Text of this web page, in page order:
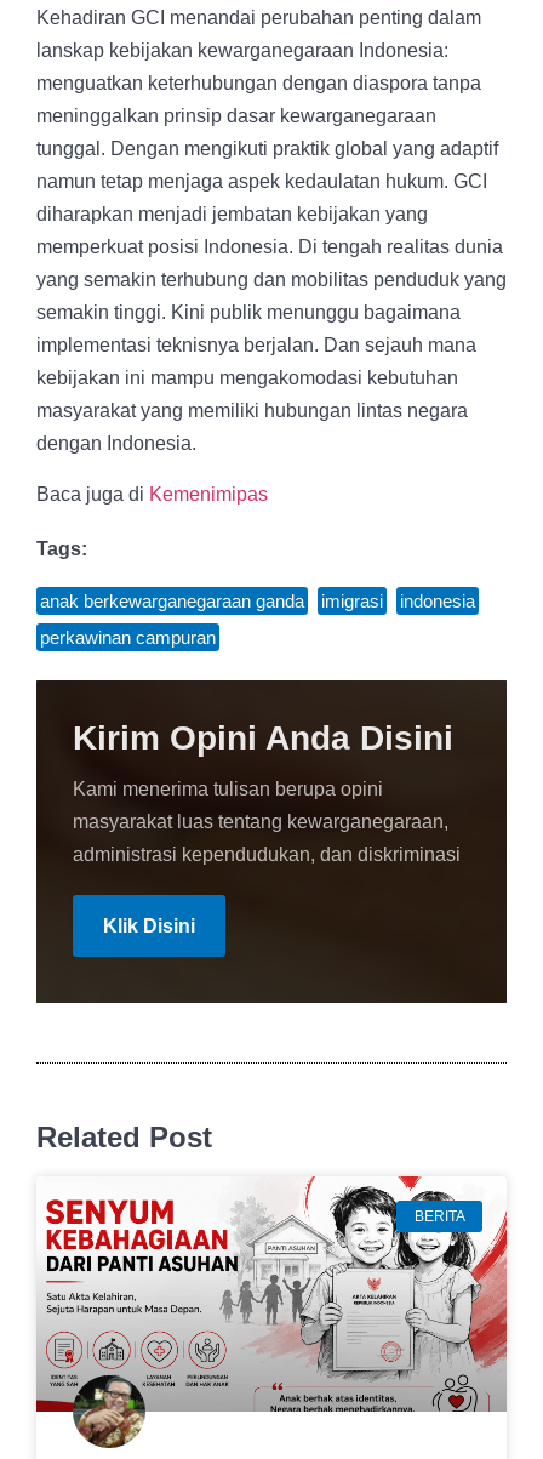
Kehadiran GCI menandai perubahan penting dalam
lanskap kebijakan kewarganegaraan Indonesia:
menguatkan keterhubungan dengan diaspora tanpa
meninggalkan prinsip dasar kewarganegaraan
tunggal. Dengan mengikuti praktik global yang adaptif
namun tetap menjaga aspek kedaulatan hukum. GCI
diharapkan menjadi jembatan kebijakan yang
memperkuat posisi Indonesia. Di tengah realitas dunia
yang semakin terhubung dan mobilitas penduduk yang
semakin tinggi. Kini publik menunggu bagaimana
implementasi teknisnya berjalan. Dan sejauh mana
kebijakan ini mampu mengakomodasi kebutuhan
masyarakat yang memiliki hubungan lintas negara
dengan Indonesia.
Baca juga di Kemenimipas
Tags:
anak berkewarganegaraan ganda imigrasi indonesia
perkawinan campuran
Kirim Opini Anda Disini
Kami menerima tulisan berupa opini
masyarakat luas tentang kewarganegaraan,
administrasi kependudukan, dan diskriminasi
Klik Disini
Related Post
BERITA